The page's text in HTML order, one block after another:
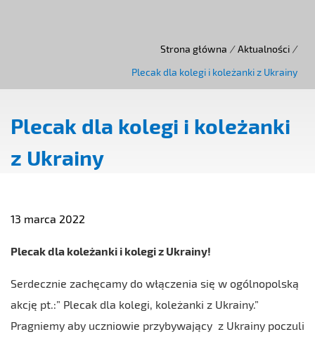
Strona główna / Aktualności /
Plecak dla kolegi i koleżanki z Ukrainy
Plecak dla kolegi i koleżanki
z Ukrainy
13 marca 2022
Plecak dla koleżanki i kolegi z Ukrainy!
Serdecznie zachęcamy do włączenia się w ogólnopolską
akcję pt.:” Plecak dla kolegi, koleżanki z Ukrainy.”
Pragniemy aby uczniowie przybywający z Ukrainy poczuli